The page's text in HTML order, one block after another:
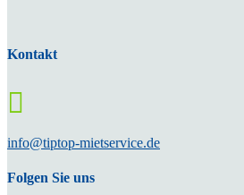
Kontakt

info@tiptop-mietservice.de
Folgen Sie uns